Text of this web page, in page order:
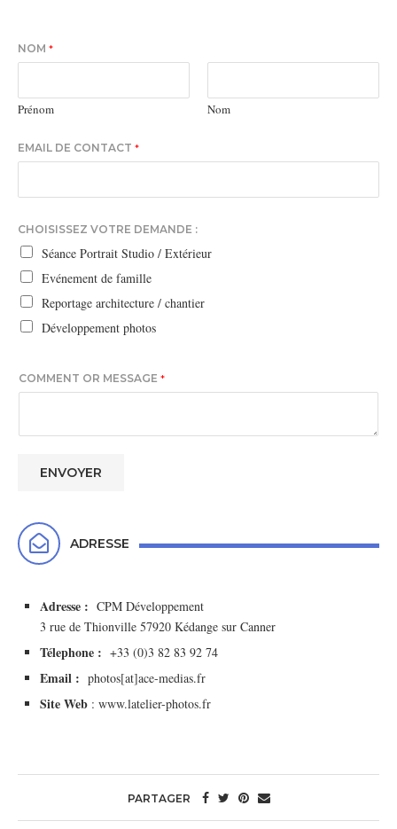
NOM *
Prénom Nom
EMAIL DE CONTACT *
CHOISISSEZ VOTRE DEMANDE :
Séance Portrait Studio / Extérieur
Evénement de famille
Reportage architecture / chantier
Développement photos
COMMENT OR MESSAGE *
ENVOYER
ADRESSE
Adresse : CPM Développement
3 rue de Thionville 57920 Kédange sur Canner
Télephone : +33 (0)3 82 83 92 74
Email : photos[at]ace-medias.fr
Site Web : www.latelier-photos.fr
PARTAGER